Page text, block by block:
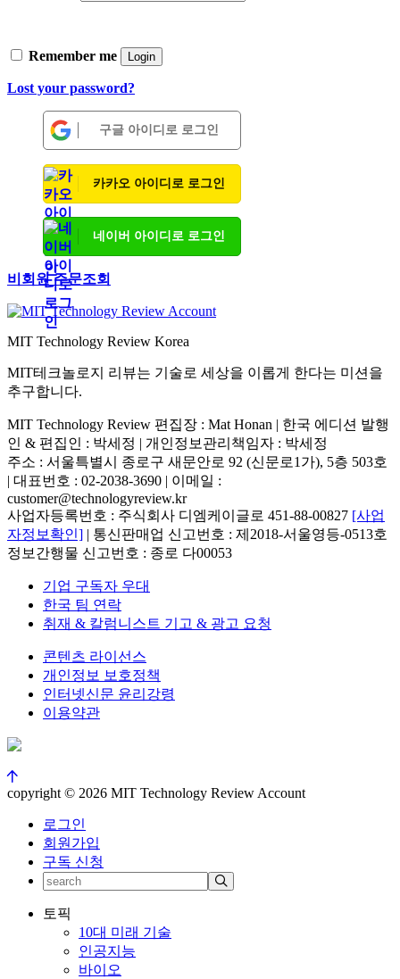
Remember me Login
Lost your password?
구글 아이디로 로그인
카카오 아이디로 로그인
네이버 아이디로 로그인
비회원 주문조회
MIT Technology Review Korea
MIT테크놀로지 리뷰는 기술로 세상을 이롭게 한다는 미션을
추구합니다.
MIT Technology Review 편집장 : Mat Honan | 한국 에디션 발행
인 & 편집인 : 박세정 | 개인정보관리책임자 : 박세정
주소 : 서울특별시 종로구 새문안로 92 (신문로1가), 5층 503호
| 대표번호 : 02-2038-3690 | 이메일 :
customer@technologyreview.kr
사업자등록번호 : 주식회사 디엠케이글로 451-88-00827 [사업
자정보확인] | 통신판매업 신고번호 : 제2018-서울영등-0513호
정보간행물 신고번호 : 종로 다00053
기업 구독자 우대
한국 팀 연락
취재 & 칼럼니스트 기고 & 광고 요청
콘텐츠 라이선스
개인정보 보호정책
인터넷신문 윤리강령
이용약관
copyright © 2026 MIT Technology Review Account
로그인
회원가입
구독 신청
토픽
10대 미래 기술
인공지능
바이오